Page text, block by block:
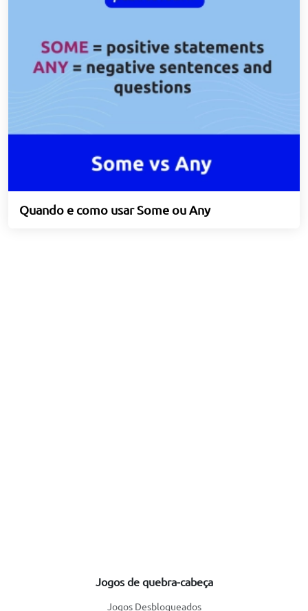
Quando e como usar Some ou Any
Jogos de quebra-cabeça
Jogos Desbloqueados